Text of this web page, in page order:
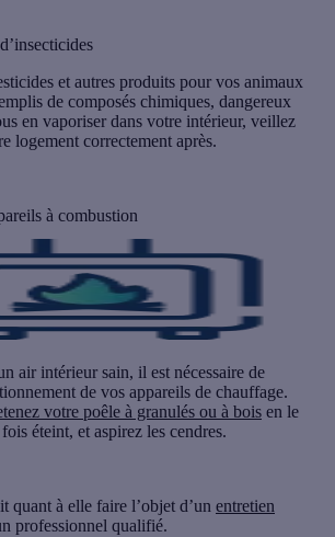
et autres produits pour vos animaux
de composés chimiques, dangereux
en vaporiser dans votre intérieur, veillez
logement correctement après.
à combustion
air intérieur sain, il est nécessaire de
de vos appareils de chauffage.
votre poêle à granulés ou à bois en le
éteint, et aspirez les cendres.
quant à elle faire l’objet d’un entretien
professionnel qualifié.